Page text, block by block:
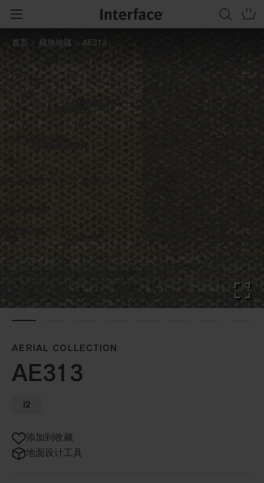
首页 模块地毯 AE313
AERIAL COLLECTION
AE313
i2
添加到收藏
地面设计工具